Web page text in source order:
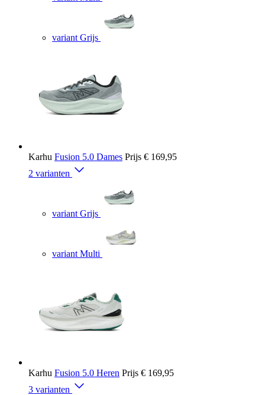
variant Grijs
Karhu Fusion 5.0 Dames Prijs € 169,95
2 varianten
variant Grijs
variant Multi
Karhu Fusion 5.0 Heren Prijs € 169,95
3 varianten